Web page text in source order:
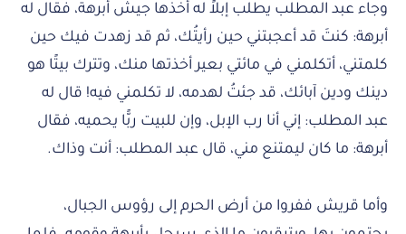
وجاء عبد المطلب يطلب إبلاً له أخذها جيش أبرهة، فقال له
أبرهة: كنتَ قد أعجبتني حين رأيتُك، ثم قد زهدت فيك حين
كلمتني، أتكلمني في مائتي بعير أخذتها منك، وتترك بيتًا هو
دينك ودين آبائك، قد جئتُ لهدمه، لا تكلمني فيه! قال له
عبد المطلب: إني أنا رب الإبل، وإن للبيت ربًّا يحميه، فقال
أبرهة: ما كان ليمتنع مني، قال عبد المطلب: أنت وذاك.
وأما قريش ففروا من أرض الحرم إلى رؤوس الجبال،